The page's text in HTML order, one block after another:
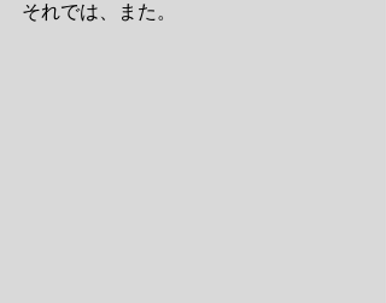
それでは、また。